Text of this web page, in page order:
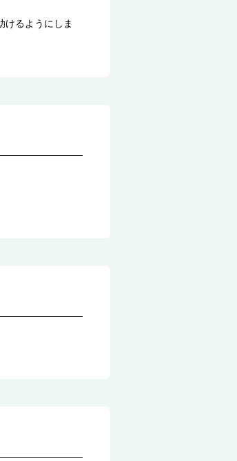
けるようにしま